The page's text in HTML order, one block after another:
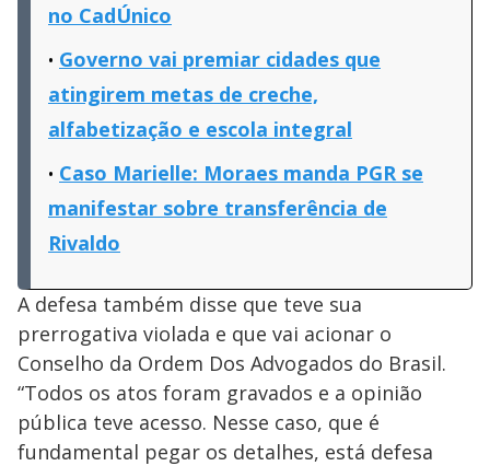
no CadÚnico
Governo vai premiar cidades que
atingirem metas de creche,
alfabetização e escola integral
Caso Marielle: Moraes manda PGR se
manifestar sobre transferência de
Rivaldo
A defesa também disse que teve sua
prerrogativa violada e que vai acionar o
Conselho da Ordem Dos Advogados do Brasil.
“Todos os atos foram gravados e a opinião
pública teve acesso. Nesse caso, que é
fundamental pegar os detalhes, está defesa